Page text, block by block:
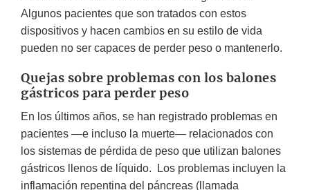
Algunos pacientes que son tratados con estos
dispositivos y hacen cambios en su estilo de vida
pueden no ser capaces de perder peso o mantenerlo.
Quejas sobre problemas con los balones
gástricos para perder peso
En los últimos años, se han registrado problemas en
pacientes —e incluso la muerte— relacionados con
los sistemas de pérdida de peso que utilizan balones
gástricos llenos de líquido. Los problemas incluyen la
inflamación repentina del páncreas (llamada